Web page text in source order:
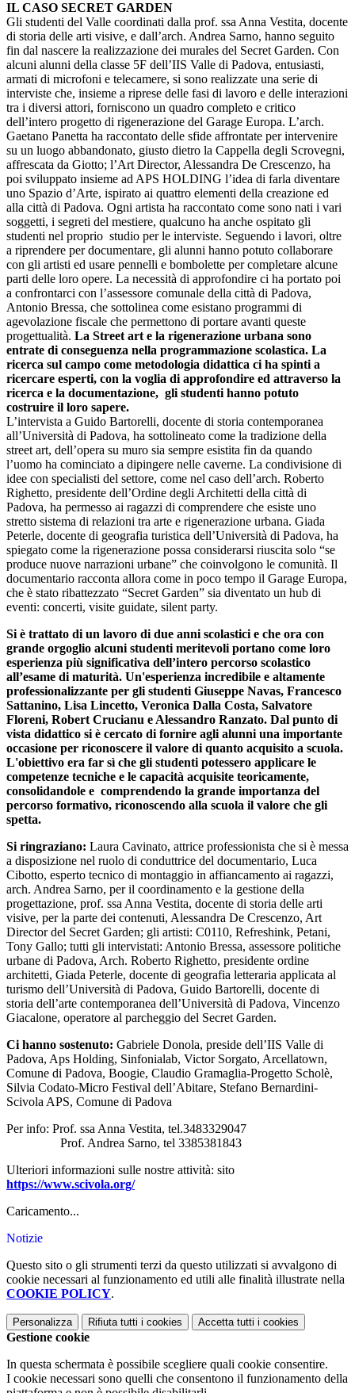
IL CASO SECRET GARDEN
Gli studenti del Valle coordinati dalla prof. ssa Anna Vestita, docente
di storia delle arti visive, e dall’arch. Andrea Sarno, hanno seguito
fin dal nascere la realizzazione dei murales del Secret Garden. Con
alcuni alunni della classe 5F dell’IIS Valle di Padova, entusiasti,
armati di microfoni e telecamere, si sono realizzate una serie di
interviste che, insieme a riprese delle fasi di lavoro e delle interazioni
tra i diversi attori, forniscono un quadro completo e critico
dell’intero progetto di rigenerazione del Garage Europa. L’arch.
Gaetano Panetta ha raccontato delle sfide affrontate per intervenire
su un luogo abbandonato, giusto dietro la Cappella degli Scrovegni,
affrescata da Giotto; l’Art Director, Alessandra De Crescenzo, ha
poi sviluppato insieme ad APS HOLDING l’idea di farla diventare
uno Spazio d’Arte, ispirato ai quattro elementi della creazione ed
alla città di Padova. Ogni artista ha raccontato come sono nati i vari
soggetti, i segreti del mestiere, qualcuno ha anche ospitato gli
studenti nel proprio studio per le interviste. Seguendo i lavori, oltre
a riprendere per documentare, gli alunni hanno potuto collaborare
con gli artisti ed usare pennelli e bombolette per completare alcune
parti delle loro opere. La necessità di approfondire ci ha portato poi
a confrontarci con l’assessore comunale della città di Padova,
Antonio Bressa, che sottolinea come esistano programmi di
agevolazione fiscale che permettono di portare avanti queste
progettualità. La Street art e la rigenerazione urbana sono
entrate di conseguenza nella programmazione scolastica. La
ricerca sul campo come metodologia didattica ci ha spinti a
ricercare esperti, con la voglia di approfondire ed attraverso la
ricerca e la documentazione, gli studenti hanno potuto
costruire il loro sapere.
L’intervista a Guido Bartorelli, docente di storia contemporanea
all’Università di Padova, ha sottolineato come la tradizione della
street art, dell’opera su muro sia sempre esistita fin da quando
l’uomo ha cominciato a dipingere nelle caverne. La condivisione di
idee con specialisti del settore, come nel caso dell’arch. Roberto
Righetto, presidente dell’Ordine degli Architetti della città di
Padova, ha permesso ai ragazzi di comprendere che esiste uno
stretto sistema di relazioni tra arte e rigenerazione urbana. Giada
Peterle, docente di geografia turistica dell’Università di Padova, ha
spiegato come la rigenerazione possa considerarsi riuscita solo “se
produce nuove narrazioni urbane” che coinvolgono le comunità. Il
documentario racconta allora come in poco tempo il Garage Europa,
che è stato ribattezzato “Secret Garden” sia diventato un hub di
eventi: concerti, visite guidate, silent party.
Si è trattato di un lavoro di due anni scolastici e che ora con
grande orgoglio alcuni studenti meritevoli portano come loro
esperienza più significativa dell’intero percorso scolastico
all’esame di maturità. Un'esperienza incredibile e altamente
professionalizzante per gli studenti Giuseppe Navas, Francesco
Sattanino, Lisa Lincetto, Veronica Dalla Costa, Salvatore
Floreni, Robert Crucianu e Alessandro Ranzato. Dal punto di
vista didattico si è cercato di fornire agli alunni una importante
occasione per riconoscere il valore di quanto acquisito a scuola.
L'obiettivo era far sì che gli studenti potessero applicare le
competenze tecniche e le capacità acquisite teoricamente,
consolidandole e comprendendo la grande importanza del
percorso formativo, riconoscendo alla scuola il valore che gli
spetta.
Si ringraziano: Laura Cavinato, attrice professionista che si è messa
a disposizione nel ruolo di conduttrice del documentario, Luca
Cibotto, esperto tecnico di montaggio in affiancamento ai ragazzi,
arch. Andrea Sarno, per il coordinamento e la gestione della
progettazione, prof. ssa Anna Vestita, docente di storia delle arti
visive, per la parte dei contenuti, Alessandra De Crescenzo, Art
Director del Secret Garden; gli artisti: C0110, Refreshink, Petani,
Tony Gallo; tutti gli intervistati: Antonio Bressa, assessore politiche
urbane di Padova, Arch. Roberto Righetto, presidente ordine
architetti, Giada Peterle, docente di geografia letteraria applicata al
turismo dell’Università di Padova, Guido Bartorelli, docente di
storia dell’arte contemporanea dell’Università di Padova, Vincenzo
Giacalone, operatore al parcheggio del Secret Garden.
Ci hanno sostenuto: Gabriele Donola, preside dell’IIS Valle di
Padova, Aps Holding, Sinfonialab, Victor Sorgato, Arcellatown,
Comune di Padova, Boogie, Claudio Gramaglia-Progetto Scholè,
Silvia Codato-Micro Festival dell’Abitare, Stefano Bernardini-
Scivola APS, Comune di Padova
Per info: Prof. ssa Anna Vestita, tel.3483329047
Prof. Andrea Sarno, tel 3385381843
Ulteriori informazioni sulle nostre attività: sito
https://www.scivola.org/
Caricamento...
Notizie
Questo sito o gli strumenti terzi da questo utilizzati si avvalgono di
cookie necessari al funzionamento ed utili alle finalità illustrate nella
COOKIE POLICY.
Personalizza Rifiuta tutti i cookies Accetta tutti i cookies
Gestione cookie
In questa schermata è possibile scegliere quali cookie consentire.
I cookie necessari sono quelli che consentono il funzionamento della